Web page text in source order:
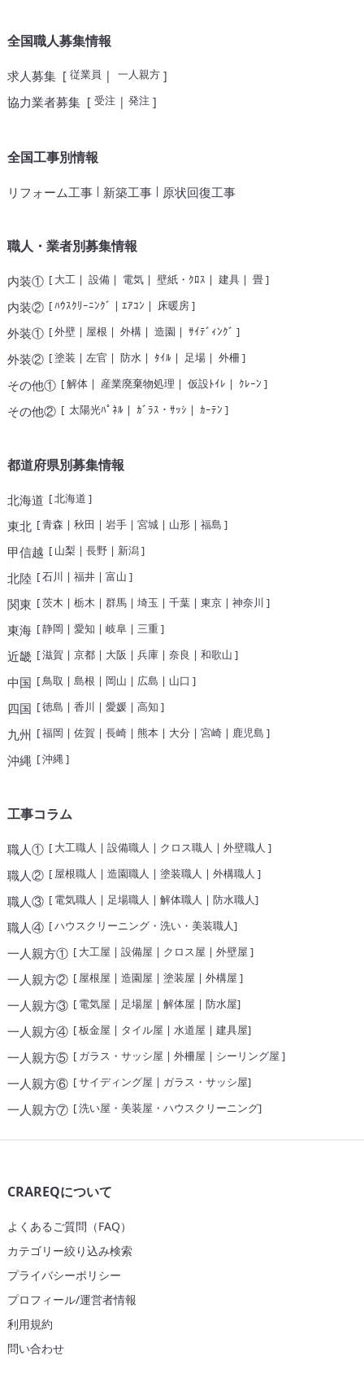
全国職人募集情報
求人募集[ 従業員 | 一人親方]
協力業者募集[ 受注| 発注]
全国工事別情報
リフォーム工事| 新築工事| 原状回復工事
職人・業者別募集情報
内装①[ 大工| 設備| 電気| 壁紙・ｸﾛｽ | 建具| 畳]
内装②[ﾊｳｽｸﾘｰﾆﾝｸﾞ | ｴｱｺﾝ | 床暖房]
外装①[外壁| 屋根 | 外構| 造園 | ｻｲﾃﾞｨﾝｸﾞ ]
外装②[塗装 | 左官 | 防水| ﾀｲﾙ | 足場| 外柵 ]
その他①[解体| 産業廃棄物処理 | 仮設ﾄｲﾚ | ｸﾚｰﾝ ]
その他②[ 太陽光ﾊﾟﾈﾙ | ｶﾞﾗｽ・ｻｯｼ | ｶｰﾃﾝ ]
都道府県別募集情報
北海道 [北海道 ]
東北 [青森 | 秋田 | 岩手| 宮城| 山形| 福島 ]
甲信越 [ 山梨 | 長野| 新潟]
北陸 [石川 | 福井| 富山 ]
関東 [茨木 | 栃木 | 群馬| 埼玉 | 千葉| 東京| 神奈川 ]
東海[静岡 | 愛知 | 岐阜| 三重]
近畿[滋賀 | 京都| 大阪 | 兵庫| 奈良 | 和歌山 ]
中国 [鳥取 | 島根 | 岡山 | 広島 | 山口 ]
四国 [徳島 | 香川 | 愛媛| 高知 ]
九州 [福岡 | 佐賀 | 長崎| 熊本| 大分 | 宮崎| 鹿児島 ]
沖縄 [沖縄]
工事コラム
職人①[ 大工職人 | 設備職人 | クロス職人 | 外壁職人 ]
職人②[ 屋根職人 | 造園職人 | 塗装職人 | 外構職人 ]
職人③[ 電気職人 | 足場職人 | 解体職人 | 防水職人]
職人④[ハウスクリーニング・洗い・美装職人]
一人親方①[ 大工屋 | 設備屋 | クロス屋 | 外壁屋 ]
一人親方②[ 屋根屋 | 造園屋 | 塗装屋 | 外構屋 ]
一人親方③[ 電気屋 | 足場屋 | 解体屋 | 防水屋]
一人親方④[板金屋 | タイル屋 | 水道屋 | 建具屋]
一人親方⑤[ ガラス・サッシ屋 | 外柵屋 | シーリング屋 ]
一人親方⑥[サイディング屋 | ガラス・サッシ屋]
一人親方⑦[洗い屋・美装屋・ハウスクリーニング]
CRAREQについて
よくあるご質問（FAQ）
カテゴリー絞り込み検索
プライバシーポリシー
プロフィール/運営者情報
利用規約
問い合わせ